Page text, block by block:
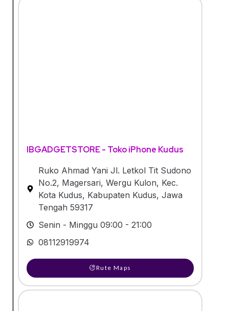
IBGADGETSTORE - Toko iPhone Kudus
Ruko Ahmad Yani Jl. Letkol Tit Sudono
No.2, Magersari, Wergu Kulon, Kec.
Kota Kudus, Kabupaten Kudus, Jawa
Tengah 59317
Senin - Minggu 09:00 - 21:00
08112919974
Rute Maps